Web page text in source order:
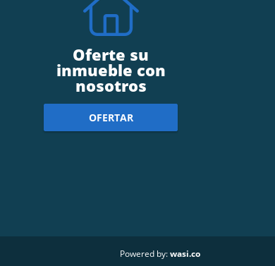
Oferte su
inmueble con
nosotros
OFERTAR
Powered by:wasi.co